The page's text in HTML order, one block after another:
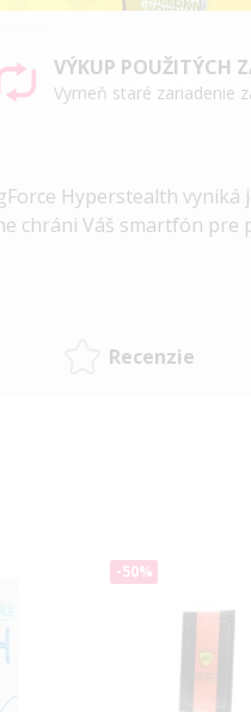
VÝKUP POUŽITÝCH
Vymeň staré zariadenie
Hyperstealth vyniká
chráni Váš smartfón pre
Recenzie
-50%